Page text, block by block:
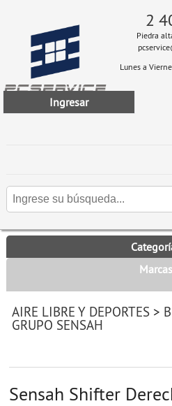
2
Piedra
Lunes a
Ingresar
Marcas
AIRE LIBRE Y DEPORTES >
GRUPO SENSAH
Sensah Shifter